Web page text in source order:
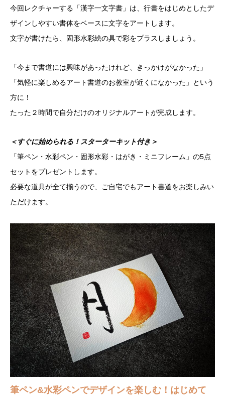
今回レクチャーする「漢字一文字書」は、行書をはじめとしたデ
ザインしやすい書体をベースに文字をアートします。
文字が書けたら、固形水彩絵の具で彩をプラスしましょう。
「今まで書道には興味があったけれど、きっかけがなかった」
「気軽に楽しめるアート書道のお教室が近くになかった」という
方に！
たった２時間で自分だけのオリジナルアートが完成します。
＜すぐに始められる！スターターキット付き＞
「筆ペン・水彩ペン・固形水彩・はがき・ミニフレーム」の5点
セットをプレゼントします。
必要な道具が全て揃うので、ご自宅でもアート書道をお楽しみい
ただけます。
筆ペン&水彩ペンでデザインを楽しむ！はじめて